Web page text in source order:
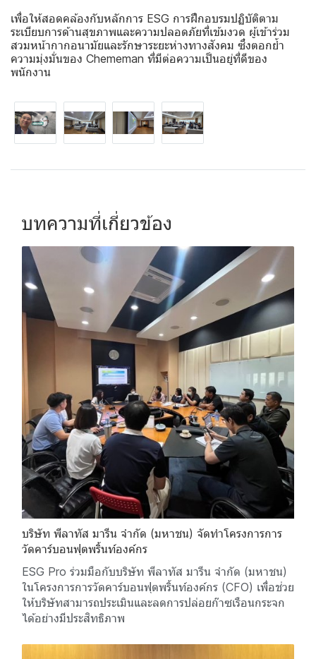
เพื่อให้สอดคล้องกับหลักการ ESG การฝึกอบรมปฏิบัติตาม
ระเบียบการด้านสุขภาพและความปลอดภัยที่เข้มงวด ผู้เข้าร่วม
สวมหน้ากากอนามัยและรักษาระยะห่างทางสังคม ซึ่งตอกย้ำ
ความมุ่งมั่นของ Chememan ที่มีต่อความเป็นอยู่ที่ดีของ
พนักงาน
บทความที่เกี่ยวข้อง
บริษัท พีลาทัส มารีน จำกัด (มหาชน) จัดทำโครงการการ
วัดคาร์บอนฟุตพริ้นท์องค์กร
ESG Pro ร่วมมือกับบริษัท พีลาทัส มารีน จำกัด (มหาชน)
ในโครงการการวัดคาร์บอนฟุตพริ้นท์องค์กร (CFO) เพื่อช่วย
ให้บริษัทสามารถประเมินและลดการปล่อยก๊าซเรือนกระจก
ได้อย่างมีประสิทธิภาพ